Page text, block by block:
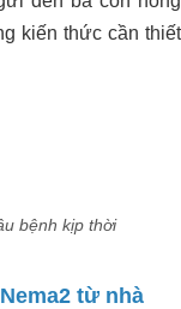
kiến thức cần thiết
bệnh kịp thời
từ nhà